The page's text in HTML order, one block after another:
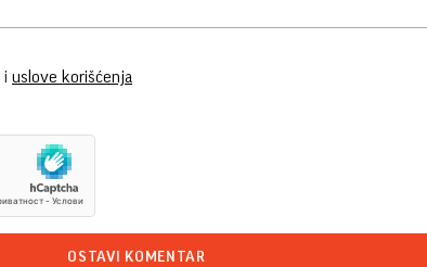
i uslove korišćenja
OSTAVI KOMENTAR